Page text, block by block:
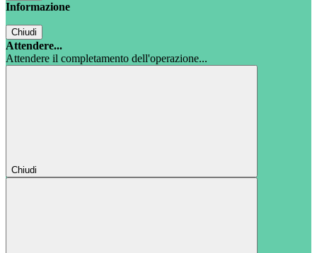
Informazione
Chiudi
Attendere...
Attendere il completamento dell'operazione...
Chiudi